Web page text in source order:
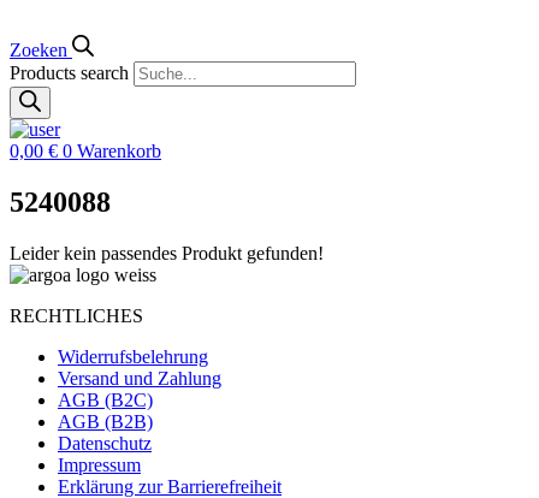
Zoeken
Products search
0,00 € 0 Warenkorb
5240088
Leider kein passendes Produkt gefunden!
RECHTLICHES
Widerrufsbelehrung
Versand und Zahlung
AGB (B2C)
AGB (B2B)
Datenschutz
Impressum
Erklärung zur Barrierefreiheit